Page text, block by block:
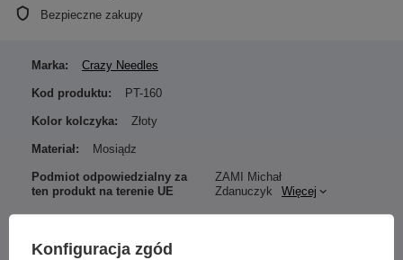
Bezpieczne zakupy
Marka: Crazy Needles
Kod produktu: PT-160
Kolor kolczyka: Złoty
Materiał: Mosiądz
Podmiot odpowiedzialny za
ten produkt na terenie UE
ZAMI Michał
Zdanuczyk
Więcej
Konfiguracja zgód